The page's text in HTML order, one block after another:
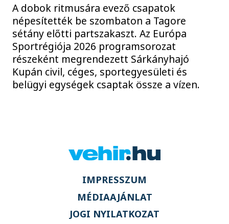
A dobok ritmusára evező csapatok
népesítették be szombaton a Tagore
sétány előtti partszakaszt. Az Európa
Sportrégiója 2026 programsorozat
részeként megrendezett Sárkányhajó
Kupán civil, céges, sportegyesületi és
belügyi egységek csaptak össze a vízen.
IMPRESSZUM
MÉDIAAJÁNLAT
JOGI NYILATKOZAT